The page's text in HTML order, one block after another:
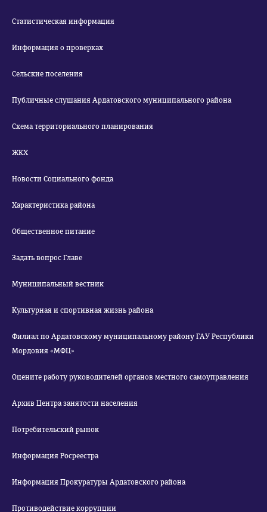
Статистическая информация
Информация о проверках
Сельские поселения
Публичные слушания Ардатовского муниципального района
Схема территориального планирования
ЖКХ
Новости Социального фонда
Характеристика района
Общественное питание
Задать вопрос Главе
Муниципальный вестник
Культурная и спортивная жизнь района
Филиал по Ардатовскому муниципальному району ГАУ Республики
Мордовия «МФЦ»
Оцените работу руководителей органов местного самоуправления
Архив Центра занятости населения
Потребительский рынок
Информация Росреестра
Информация Прокуратуры Ардатовского района
Противодействие коррупции